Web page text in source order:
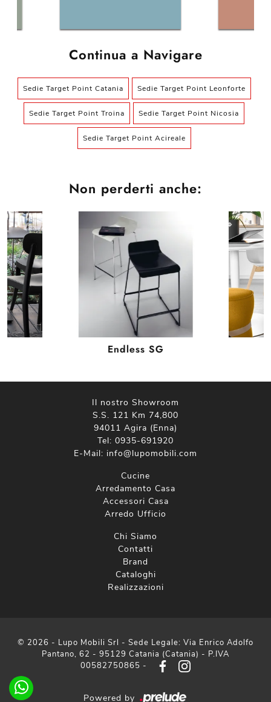
Continua a Navigare
Sedie Target Point Catania Sedie Target Point Leonforte
Sedie Target Point Troina Sedie Target Point Nicosia
Sedie Target Point Acireale
Non perderti anche:
Endless SG
Il nostro Showroom
S.S. 121 Km 74,800
94011 Agira (Enna)
Tel: 0935-691920
E-Mail: info@lupomobili.com
Cucine
Arredamento Casa
Accessori Casa
Arredo Ufficio
Chi Siamo
Contatti
Brand
Cataloghi
Realizzazioni
© 2026 - Lupo Mobili Srl - Sede Legale: Via Enrico Adolfo
Pantano, 62 - 95129 Catania (Catania) - P.IVA
00582750865 -
Powered by